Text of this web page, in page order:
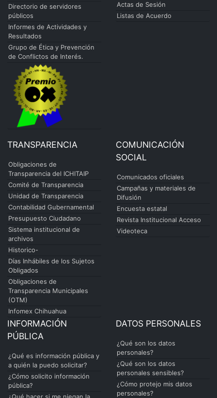
Directorio de servidores
públicos
Informes de Actividades y
Resultados
Grupo de Ética y Prevención
de Conflictos de Interés.
Actas de Sesión
Listas de Acuerdo
TRANSPARENCIA
Obligaciones de
Transparencia del ICHITAIP
Comité de Transparencia
Unidad de Transparencia
Contabilidad Gubernamental
Presupuesto Ciudadano
Sistema institucional de
archivos
Historico-
Días Inhábiles de los Sujetos
Obligados
Obligaciones de
Transparencia Municipales
(OTM)
Infomex Chihuahua
COMUNICACIÓN
SOCIAL
Comunicados oficiales
Campañas y materiales de
Difusión
Encuesta estatal
Revista Institucional Acceso
Videoteca
INFORMACIÓN
PÚBLICA
¿Qué es información pública y
a quién la puedo solicitar?
¿Cómo solicito información
pública?
DATOS PERSONALES
¿Qué son los datos
personales?
¿Qué son los datos
personales sensibles?
¿Cómo protejo mis datos
personales?